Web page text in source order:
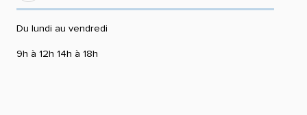
Du lundi au vendredi
9h à 12h 14h à 18h